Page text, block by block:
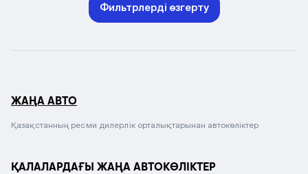
Фильтрлерді өзгерту
ЖАҢА АВТО
Қазақстанның ресми дилерлік орталықтарынан автокөліктер
ҚАЛАЛАРДАҒЫ ЖАҢА АВТОКӨЛІКТЕР